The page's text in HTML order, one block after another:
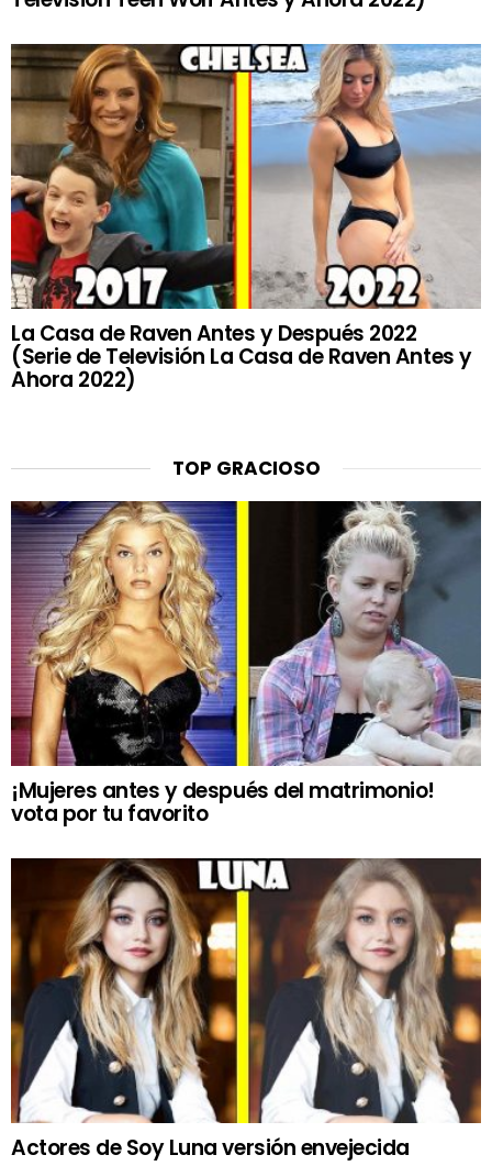
La Casa de Raven Antes y Después 2022
(Serie de Televisión La Casa de Raven Antes y
Ahora 2022)
TOP GRACIOSO
¡Mujeres antes y después del matrimonio!
vota por tu favorito
Actores de Soy Luna versión envejecida